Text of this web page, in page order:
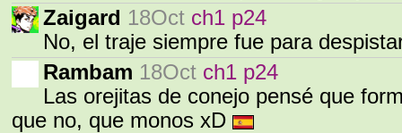
Zaigard 18Oct ch1 p24
No, el traje siempre fue para
Rambam 18Oct ch1 p24
Las orejitas de conejo pensé que
que no, que monos xD